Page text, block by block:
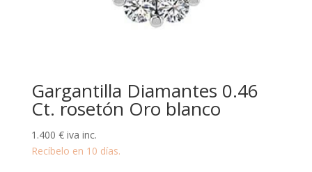
Gargantilla Diamantes 0.46
Ct. rosetón Oro blanco
1.400 € iva inc.
Recíbelo en 10 días.